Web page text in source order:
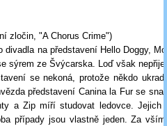
zločin, "A Chorus Crime")
divadla na představení Hello Doggy,
sýrem ze Švýcarska. Loď však
se nekoná, protože někdo
představení Canina la Fur se
a Zip míří studovat ledovce. Jejich
případy jsou vlastně jeden. Za